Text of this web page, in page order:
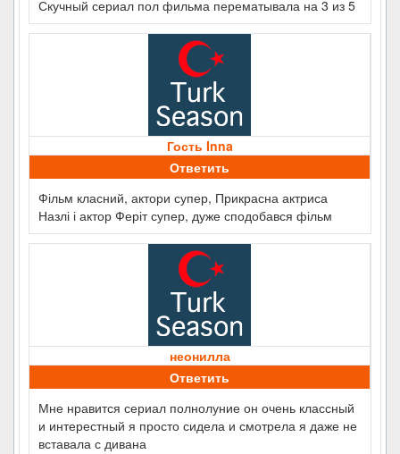
Скучный сериал пол фильма перематывала на 3 из 5
Гость Inna
Ответить
Фільм класний, актори супер, Прикрасна актриса
Назлі і актор Феріт супер, дуже сподобався фільм
неонилла
Ответить
Мне нравится сериал полнолуние он очень классный
и интерестный я просто сидела и смотрела я даже не
вставала с дивана